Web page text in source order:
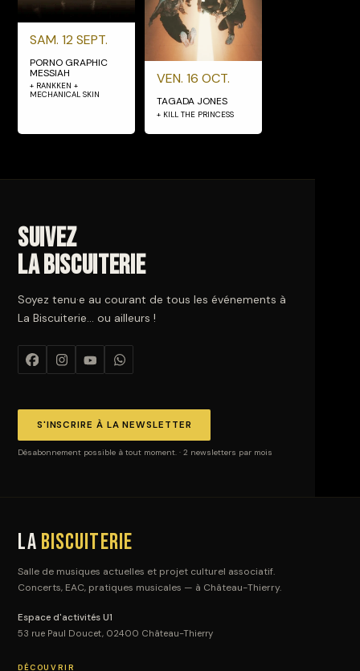
SAM. 12 SEPT.
PORNO GRAPHIC
MESSIAH
+ RANKKEN +
MECHANICAL SKIN
VEN. 16 OCT.
TAGADA JONES
+ KILL THE PRINCESS
Suivez
La Biscuiterie
Soyez tenu·e au courant de tous les événements à
La Biscuiterie… ou ailleurs !
S'INSCRIRE À LA NEWSLETTER
Désabonnement possible à tout moment. · 2 newsletters par mois
La Biscuiterie
Salle de musiques actuelles et projet culturel associatif.
Concerts, EAC, pratiques musicales — à Château-Thierry.
Espace d'activités U1
53 rue Paul Doucet, 02400 Château-Thierry
DÉCOUVRIR